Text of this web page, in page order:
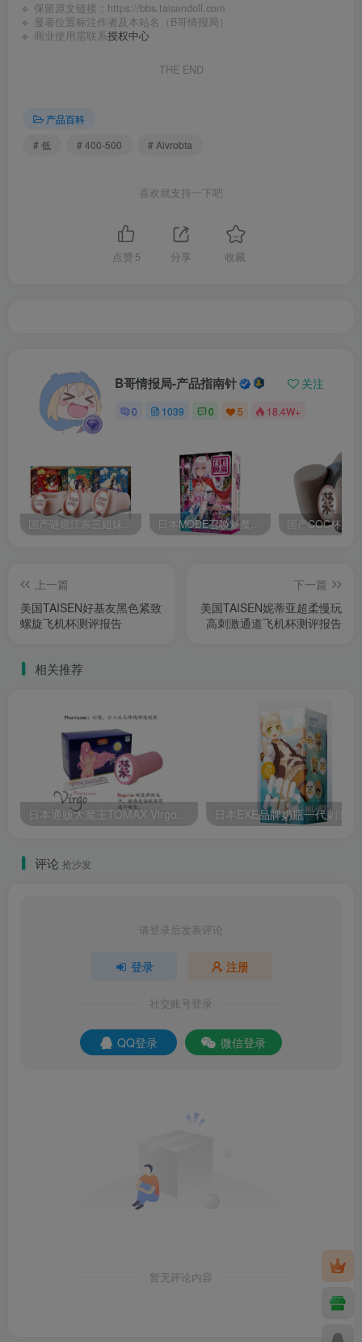
🔹 保留原文链接： https://bbs.taisendoll.com
🔹 显著位置标注作者及本站名（B哥情报局）
🔹 商业使用需联系授权中心
THE END
产品百科
# 低
# 400-500 # Aivrobta
喜欢就支持一下吧
点赞 5 分享 收藏
B哥情报局-产品指南针 关注
0 1039 0 5 18.4W+
国产谜姬江东三姐妹国潮飞机杯低中高刺激度全覆盖飞机杯测评报告 日本MODE召唤魅魔飞机杯高刺激榨汁姬名器倒模自慰器使用体验及测评报告
上一篇
美国TAISEN好基友黑色紧致
螺旋飞机杯测评报告
下一篇
美国TAISEN妮蒂亚超柔慢玩
高刺激通道飞机杯测评报告
相关推荐
日本通贩大魔王TOMAX Virgo Phantasma Regular柔软慢玩飞机杯测评报告
评论 抢沙发
请登录后发表评论
登录 注册
社交账号登录
QQ登录 微信登录
暂无评论内容